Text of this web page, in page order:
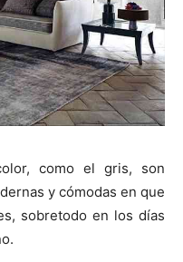
como el gris, son
y cómodas en que
sobretodo en los días